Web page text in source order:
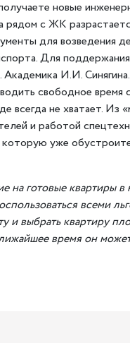
новые
с ЖК
для возведения
Для
И.И.
свободное время
не хватает. Из
и работой
уже
на готовые квартиры в
всеми
и выбрать квартиру
время он